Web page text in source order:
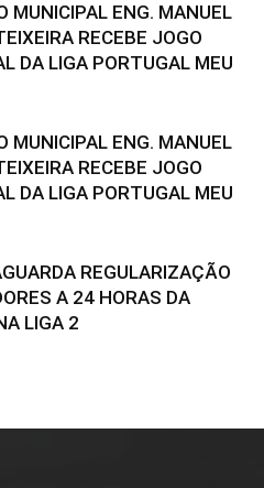
MUNICIPAL ENG. MANUEL
RECEBE JOGO
DA LIGA PORTUGAL MEU
MUNICIPAL ENG. MANUEL
RECEBE JOGO
DA LIGA PORTUGAL MEU
REGULARIZAÇÃO
A 24 HORAS DA
LIGA 2